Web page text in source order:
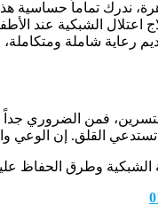
ندرك تماماً حساسية
الشبكية عند
رعاية شاملة
فمن الضروري
القلق. إن الوعي
وطرق الحفاظ